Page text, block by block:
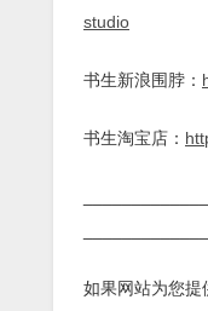
studio
书生新浪围脖：
书生淘宝店：
如果网站为您提